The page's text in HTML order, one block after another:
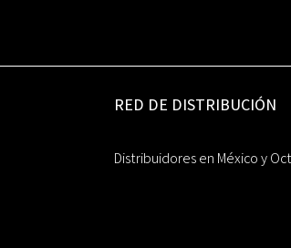
RED DE DISTRIBUCIÓN
Distribuidores en México y